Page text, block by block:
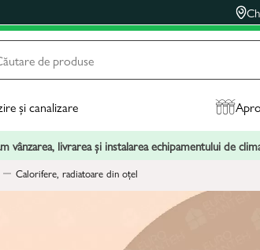
și canalizare
vânzarea, livrarea și instalarea echipamentului de
Calorifere, radiatoare din oțel